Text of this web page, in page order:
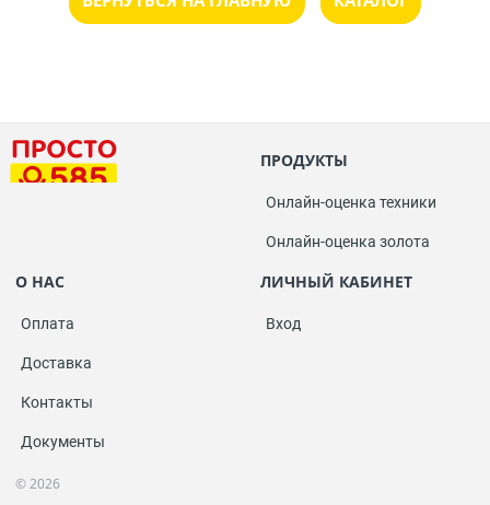
ПРОДУКТЫ
Онлайн-оценка техники
Онлайн-оценка золота
О НАС
Оплата
Доставка
Контакты
Документы
ЛИЧНЫЙ КАБИНЕТ
Вход
© 2026